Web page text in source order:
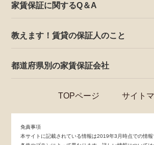
家賃保証に関するQ＆A
教えます！賃貸の保証人のこと
都道府県別の家賃保証会社
TOPページ サイト
免責事項
本サイトに記載されている情報は2019年3月時点での情報